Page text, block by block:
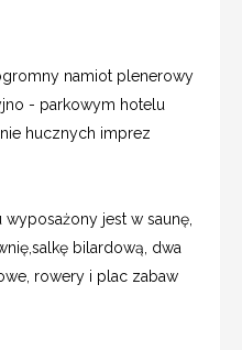
namiot plenerowy
- parkowym hotelu
hucznych imprez
jest w saunę,
bilardową, dwa
rowery i plac zabaw